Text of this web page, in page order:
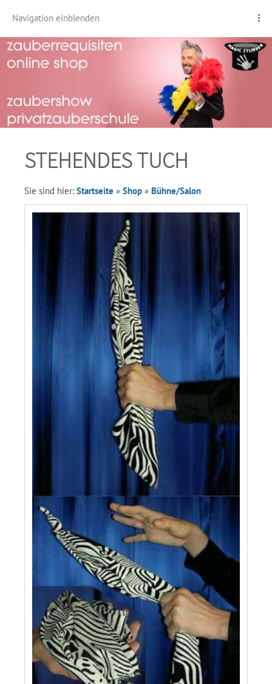
Navigation einblenden
STEHENDES TUCH
Sie sind hier: Startseite » Shop » Bühne/Salon